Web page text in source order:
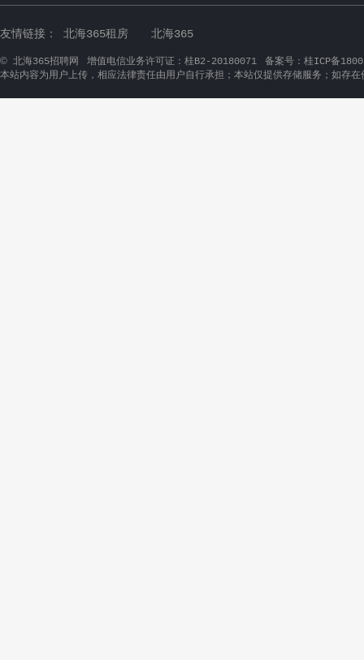
友情链接： 北海365租房 北海365
© 北海365招聘网 增值电信业务许可证：桂B2-20180071
备案号：桂ICP备
本站内容为用户上传，相应法律责任由用户自行承担；本站仅提供存储服务；如存